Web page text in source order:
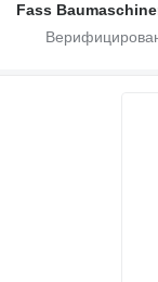
Fass